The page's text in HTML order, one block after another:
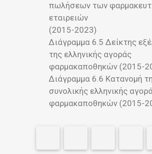
πωλήσεων των
εταιρειών
(2015-2023)
Διάγραμμα 6.5 Δείκτης
της ελληνικής αγοράς
φαρμακαποθηκών (2015-
Διάγραμμα 6.6 Κατανομή
συνολικής ελληνικής
φαρμακαποθηκών (2015-